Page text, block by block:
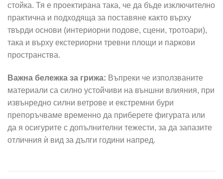
стойка. Тя е проектирана така, че да бъде изключително
практична и подходяща за поставяне както върху
твърди основи (интериорни подове, сцени, тротоари),
така и върху екстериорни тревни площи и паркови
пространства.
Важна бележка за грижа: Въпреки че използваните
материали са силно устойчиви на външни влияния, при
извънредно силни ветрове и екстремни бури
препоръчваме временно да приберете фигурата или
да я осигурите с допълнителни тежести, за да запазите
отличния ѝ вид за дълги години напред.